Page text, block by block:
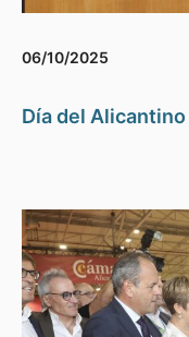
06/10/2025
Día del